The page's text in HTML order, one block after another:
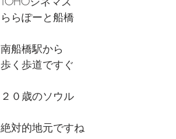
ららぽーと船橋
南船橋駅から
歩く歩道ですぐ
２０歳のソウル
絶対的地元ですね